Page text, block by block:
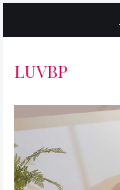
LUVBP